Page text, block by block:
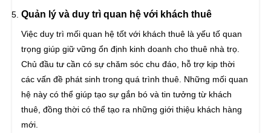
Quản lý và duy trì quan hệ với khách thuê
Việc duy trì mối quan hệ tốt với khách thuê là yếu tố quan
trọng giúp giữ vững ổn định kinh doanh cho thuê nhà trọ.
Chủ đầu tư cần có sự chăm sóc chu đáo, hỗ trợ kịp thời
các vấn đề phát sinh trong quá trình thuê. Những mối quan
hệ này có thể giúp tạo sự gắn bó và tin tưởng từ khách
thuê, đồng thời có thể tạo ra những giới thiệu khách hàng
mới.